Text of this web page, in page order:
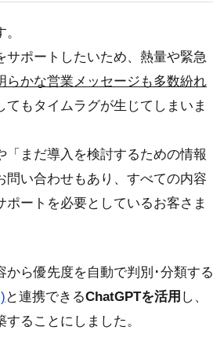
ポートしたいため、熱量や緊急
らかな営業メッセージも多数紛れ
てもタイムラグが生じて しまいま
まだ導入を検討するための情報
い合わせもあり、すべての内容
ポートを必要としているお客さま
ら優先度を自動で判別･分類する
と連携できるChatGPTを活用 し、
することにしました。